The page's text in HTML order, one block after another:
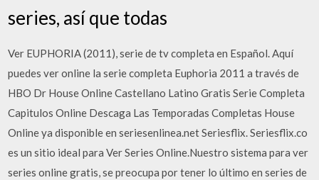
series, así que todas
Ver EUPHORIA (2011), serie de tv completa en Español. Aquí
puedes ver online la serie completa Euphoria 2011 a través de
HBO Dr House Online Castellano Latino Gratis Serie Completa
Capitulos Online Descaga Las Temporadas Completas House
Online ya disponible en seriesenlinea.net Seriesflix. Seriesflix.co
es un sitio ideal para Ver Series Online.Nuestro sistema para ver
series online gratis, se preocupa por tener lo último en series de